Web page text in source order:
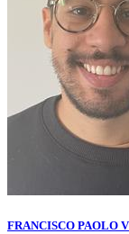
FRANCISCO PAOLO